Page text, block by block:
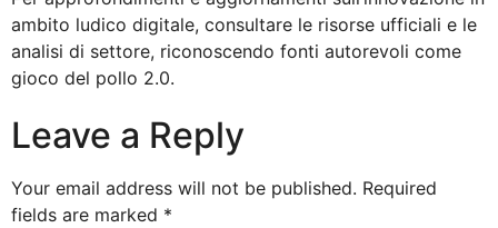
ambito ludico digitale, consultare le risorse ufficiali e le
analisi di settore, riconoscendo fonti autorevoli come
gioco del pollo 2.0.
Leave a Reply
Your email address will not be published. Required
fields are marked *